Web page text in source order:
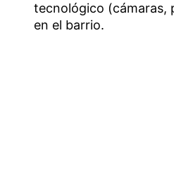
tecnológico (cámaras,
en el barrio.